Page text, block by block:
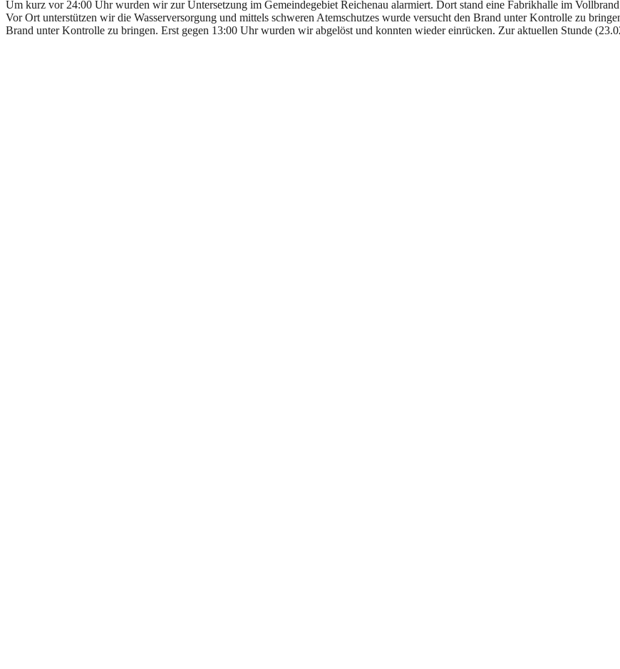
Um kurz vor 24:00 Uhr wurden wir zur Untersetzung im Gemeindegebiet Reichenau alarmiert. Dort stand eine Fabrikhalle im
Vor Ort unterstützen wir die Wasserversorgung und mittels schweren Atemschutzes wurde versucht den Brand unter Kontrolle zu
Brand unter Kontrolle zu bringen. Erst gegen 13:00 Uhr wurden wir abgelöst und konnten wieder einrücken. Zur aktuellen Stunde